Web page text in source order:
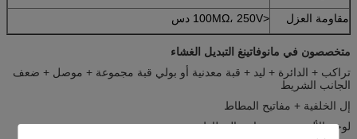
مقاومة العزل <100MΩ، 250V دس
متخصصون في مانوفاتينغ التبديل الغشاء
تراكب + الدائرة + ليد + قبة معدنية أو بولي قبة مجموعة + موصل + ضعف
الجانب الشريط
إل الخلفية + مفاتيح المطاط
لوحة الألومنيوم + مفاتيح المطاط